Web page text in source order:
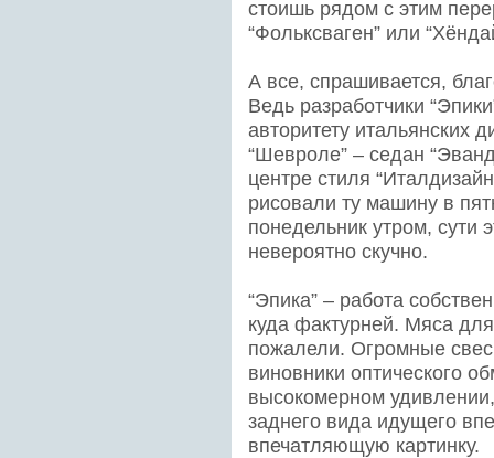
стоишь рядом с этим
“Фольксваген” или
А все, спрашивается,
Ведь разработчики
авторитету
“Шевроле” – седан
центре стиля
рисовали ту машину в
понедельник утром, сути
невероятно скучно.
“Эпика” – работа
куда фактурней. Мяса
пожалели. Огромные
виновники оптического
высокомерном
заднего вида идущего
впечатляющую картинку.